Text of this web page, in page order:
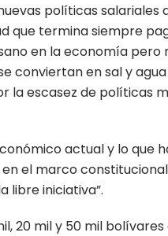
políticas salariales
que termina siempre
en la economía pero
conviertan en sal y
la escasez de políticas
actual y lo que
el marco
libre iniciativa”.
20 mil y 50 mil